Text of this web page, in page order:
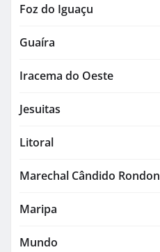
Foz do Iguaçu
Guaíra
Iracema do Oeste
Jesuitas
Litoral
Marechal Cândido Rondon
Maripa
Mundo